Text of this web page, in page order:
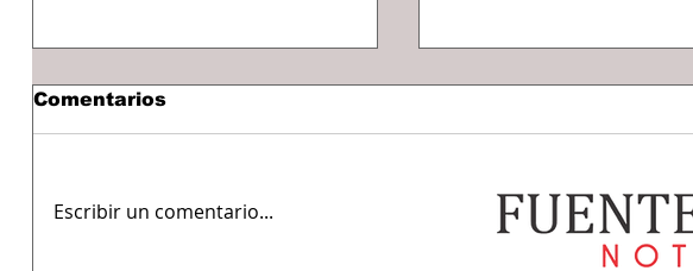
Comentarios
Escribir un comentario...